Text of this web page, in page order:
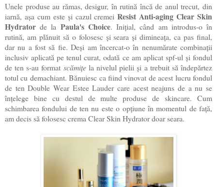
Unele produse au rămas, desigur, în rutină încă de anul trecut, din
iarnă, așa cum este și cazul cremeiResist Anti-aging Clear Skin
Hydrator de la Paula's Choice. Inițial, când am introdus-o în
rutină, am plănuit să o folosesc și seara și dimineața, ca pas final,
dar nu a fost să fie. Deși am încercat-o în nenumărate combinații
inclusiv aplicată pe tenul curat, odată ce am aplicat spf-ul și fondul
de ten s-au format scămițela nivelul pielii și a trebuit să îndepărtez
totul cu demachiant. Bănuiesc ca fiind vinovat de acest lucru fondul
de ten Double Wear Estee Lauder care acest neajuns de a nu se
înțelege bine cu destul de multe produse de skincare. Cum
schimbarea fondului de ten nu este o opțiune în momentul de față,
am decis să folosesc crema Clear Skin Hydrator doar seara.